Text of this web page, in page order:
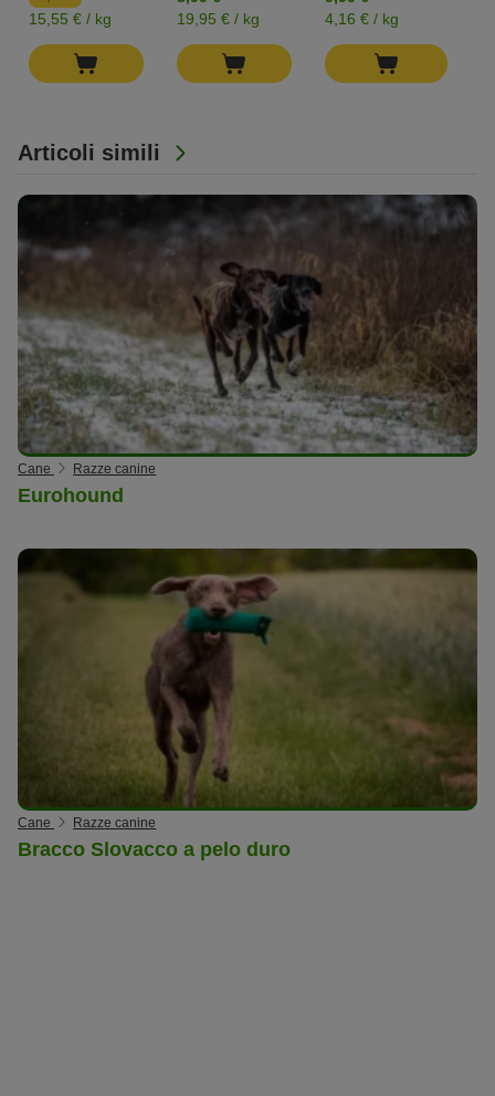
Articoli simili
Cane Razze canine
Eurohound
Cane Razze canine
Bracco Slovacco a pelo duro
15,55 € / kg
19,95 € / kg
4,16 € / kg